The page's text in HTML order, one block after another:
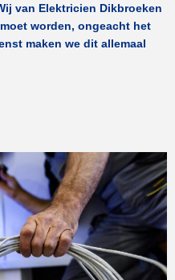
van Elektricien Dikbroeken
worden, ongeacht het
maken we dit allemaal